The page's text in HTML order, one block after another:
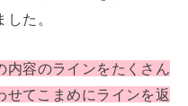
した。
内容のラインをたくさん
せてこまめにラインを返